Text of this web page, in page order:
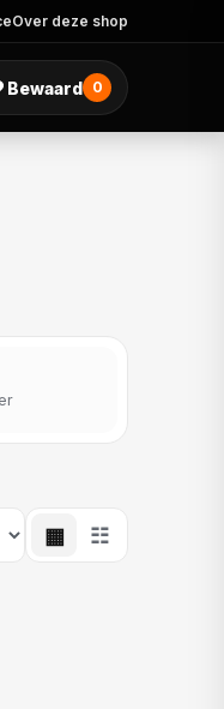
Over deze shop
Bewaard 0
▦ ☷